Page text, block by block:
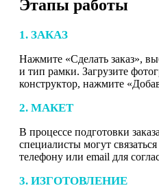
Этапы работы
1. ЗАКАЗ
Нажмите «Сделать заказ»,
и тип рамки. Загрузите
конструктор, нажмите
2. МАКЕТ
В процессе подготовки
специалисты могут
телефону или email для
3. ИЗГОТОВЛЕНИЕ